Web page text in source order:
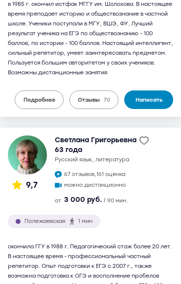
в 1985 г. окончил истфак МГГУ им. Шолохова. В настоящее
время преподает историю и обществознание в частной
школе. Ученики поступали в МГУ, ВШЭ, ФУ. Лучший
результат ученика на ЕГЭ по обществознанию - 100
баллов, по истории - 100 баллов. Настоящий интеллигент,
сильный репетитор, умеет заинтересовать предметом.
Пользуется большим авторитетом у своих учеников.
Возможны дистанционные занятия
Подробнее Отзывы 70 Написать
9,7
Светлана Григорьевна
63 года
русский язык, литература
67 отзывов,161 оценка
можно дистанционно
от 3 000 руб. / 90 мин.
Полежаевская 1 мин
окончила ГГУ в 1988 г. Педагогический стаж более 20 лет.
В настоящее время - профессиональный частный
репетитор. Опыт подготовки к ЕГЭ с 2007 г., также
возможна подготовка к ОГЭ и восполнение пробелов